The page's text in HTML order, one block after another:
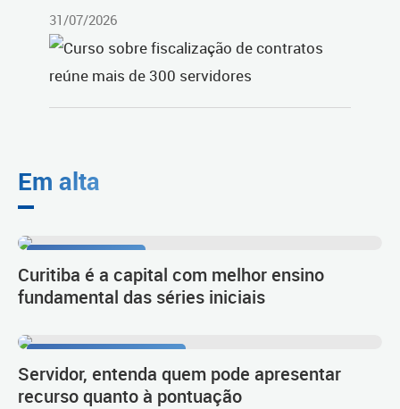
31/07/2026
Em alta
Curitiba é a capital com melhor ensino
fundamental das séries iniciais
Servidor, entenda quem pode apresentar
recurso quanto à pontuação